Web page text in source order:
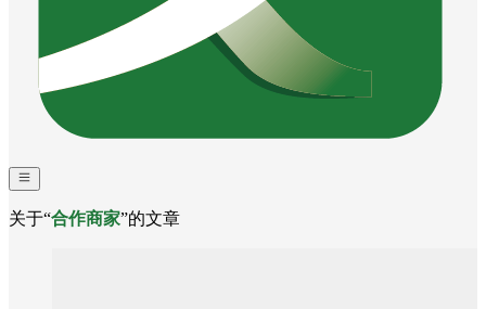
关于“合作商家”的文章